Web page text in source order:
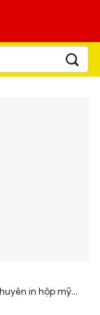
in hộp mỹ...